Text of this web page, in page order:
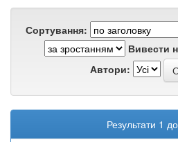
Сортування:
Вивести
Автори:
Результати 1 до